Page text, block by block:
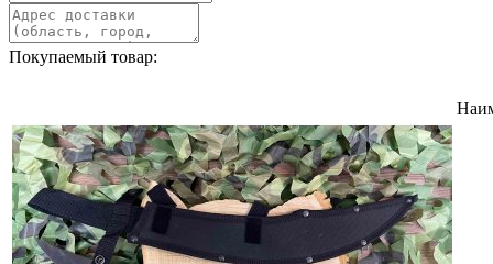
Покупаемый товар: